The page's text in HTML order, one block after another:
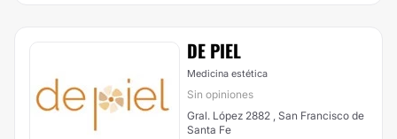
DE PIEL
Medicina estética
Sin opiniones
Gral. López 2882 , San Francisco de
Santa Fe